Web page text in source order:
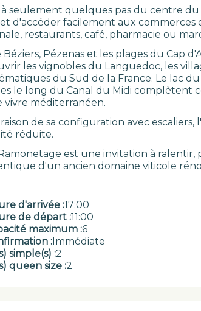
seulement quelques pas du centre
d'accéder facilement aux commerces
restaurants, café, pharmacie ou
Béziers, Pézenas et les plages du Cap
les vignobles du Languedoc, les
du Sud de la France. Le lac
le long du Canal du Midi complètent
vivre méditerranéen.
de sa configuration avec escaliers,
réduite.
Ramonetage est une invitation à
d'un ancien domaine viticole
d'arrivée :17:00
de départ :11:00
maximum :6
: Immédiate
simple(s) :2
queen size :2